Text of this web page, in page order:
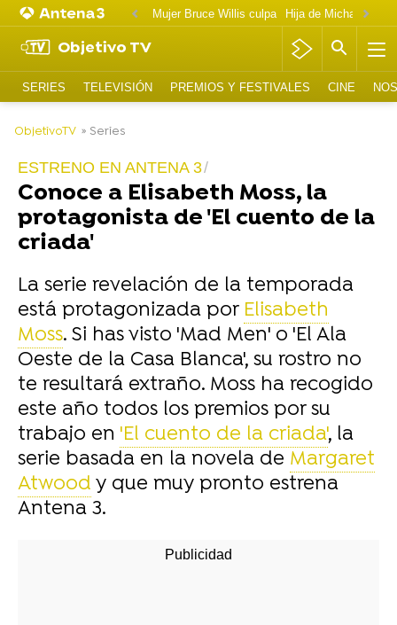
Mujer Bruce Willis culpa
Objetivo TV
SERIES TELEVISIÓN PREMIOS Y FESTIVALES CINE
ObjetivoTV » Series
ESTRENO EN ANTENA 3
Conoce a Elisabeth Moss, la
protagonista de 'El cuento de la
criada'
La serie revelación de la temporada
está protagonizada por Elisabeth
Moss. Si has visto 'Mad Men' o 'El Ala
Oeste de la Casa Blanca', su rostro no
te resultará extraño. Moss ha recogido
este año todos los premios por su
trabajo en 'El cuento de la criada', la
serie basada en la novela de Margaret
Atwood y que muy pronto estrena
Antena 3.